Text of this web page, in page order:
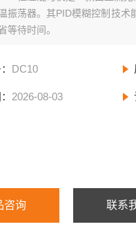
振荡器。其PID模糊控制技术
等待时间。
DC10
2026-08-03
咨询 联系